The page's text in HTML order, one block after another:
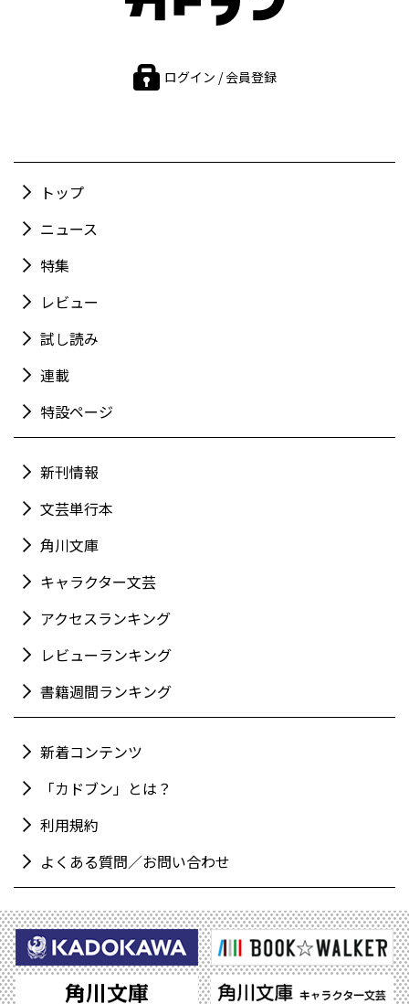
ログイン / 会員登録
トップ
ニュース
特集
レビュー
試し読み
連載
特設ページ
新刊情報
文芸単行本
角川文庫
キャラクター文芸
アクセスランキング
レビューランキング
書籍週間ランキング
新着コンテンツ
「カドブン」とは？
利用規約
よくある質問／お問い合わせ